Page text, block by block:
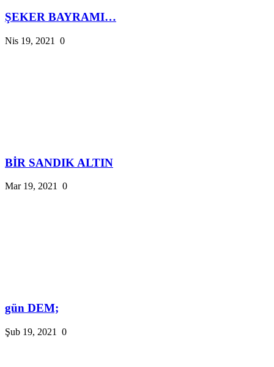
ŞEKER BAYRAMI…
Nis 19, 2021 0
BİR SANDIK ALTIN
Mar 19, 2021 0
gün DEM;
Şub 19, 2021 0